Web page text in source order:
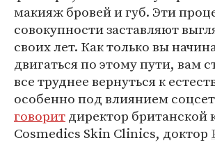
макияж бровей и губ. Эти
совокупности заставляют
своих лет. Как только вы
двигаться по этому пути, вам
все труднее вернуться к
особенно под влиянием
говоритдиректор британской
Cosmedics Skin Clinics, доктор